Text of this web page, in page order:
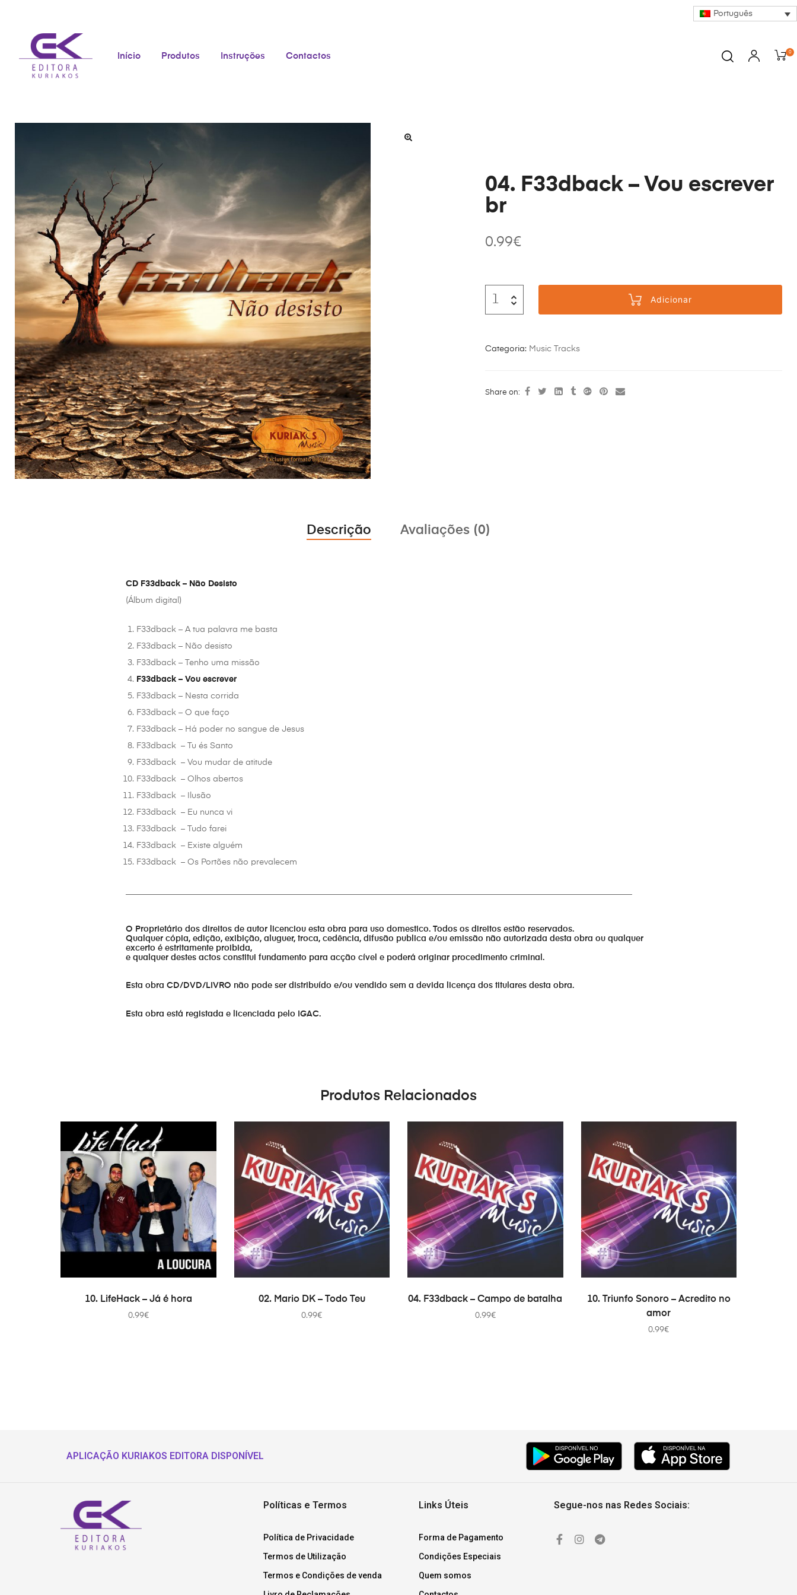
Português
Início Produtos Instruções Contactos 0
04. F33dback – Vou escrever
br
0.99€
Adicionar
Categoria: Music Tracks
Share on:
Descrição Avaliações (0)
CD F33dback – Não Desisto
(Álbum digital)
F33dback – A tua palavra me basta
F33dback – Não desisto
F33dback – Tenho uma missão
F33dback – Vou escrever
F33dback – Nesta corrida
F33dback – O que faço
F33dback – Há poder no sangue de Jesus
F33dback – Tu és Santo
F33dback – Vou mudar de atitude
F33dback – Olhos abertos
F33dback – Ilusão
F33dback – Eu nunca vi
F33dback – Tudo farei
F33dback – Existe alguém
F33dback – Os Portões não prevalecem
O Proprietário dos direitos de autor licenciou esta obra para uso domestico. Todos os direitos estão reservados.
Qualquer cópia, edição, exibição, aluguer, troca, cedência, difusão publica e/ou emissão não autorizada desta obra ou qualquer
excerto é estritamente proibida,
e qualquer destes actos constitui fundamento para acção cível e poderá originar procedimento criminal.
Esta obra CD/DVD/LIVRO não pode ser distribuído e/ou vendido sem a devida licença dos titulares desta obra.
Esta obra está registada e licenciada pelo IGAC.
Produtos Relacionados
ADICIONAR
10. LifeHack – Já é hora
0.99€
ADICIONAR
02. Mario DK – Todo Teu
0.99€
ADICIONAR
04. F33dback – Campo de batalha
0.99€
ADICIONAR
10. Triunfo Sonoro – Acredito no
amor
0.99€
APLICAÇÃO KURIAKOS EDITORA DISPONÍVEL
Políticas e Termos
Política de Privacidade
Termos de Utilização
Termos e Condições de venda
Links Úteis
Forma de Pagamento
Condições Especiais
Quem somos
Segue-nos nas Redes Sociais: